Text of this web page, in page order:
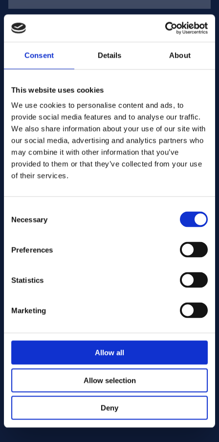
Consent Details About
This website uses cookies
We use cookies to personalise content and ads, to
provide social media features and to analyse our traffic.
We also share information about your use of our site with
our social media, advertising and analytics partners who
may combine it with other information that you’ve
provided to them or that they’ve collected from your use
of their services.
Selection
Necessary
Preferences
Statistics
Marketing
Allow all
Allow selection
Deny
E-mailadres:
Uw bericht
Stuur